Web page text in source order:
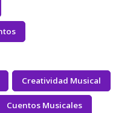
Creatividad Musical
Cuentos Musicales